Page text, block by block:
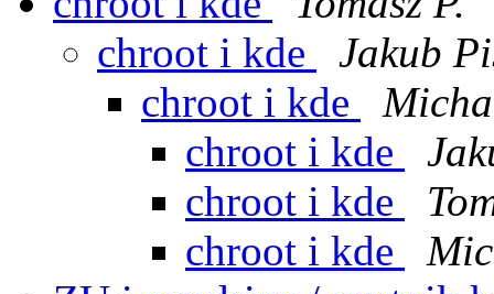
chroot i kde
Jakub
chroot i kde
chroot i kde
chroot i kde
chroot i kde